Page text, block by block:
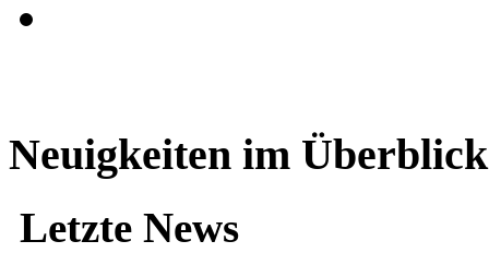
Neuigkeiten im Überblick
Letzte News